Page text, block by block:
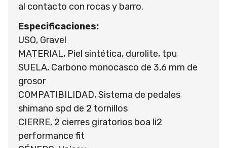
al contacto con rocas y barro.
Especificaciones:
USO, Gravel
MATERIAL, Piel sintética, durolite, tpu
SUELA, Carbono monocasco de 3,6 mm de
grosor
COMPATIBILIDAD, Sistema de pedales
shimano spd de 2 tornillos
CIERRE, 2 cierres giratorios boa li2
performance fit